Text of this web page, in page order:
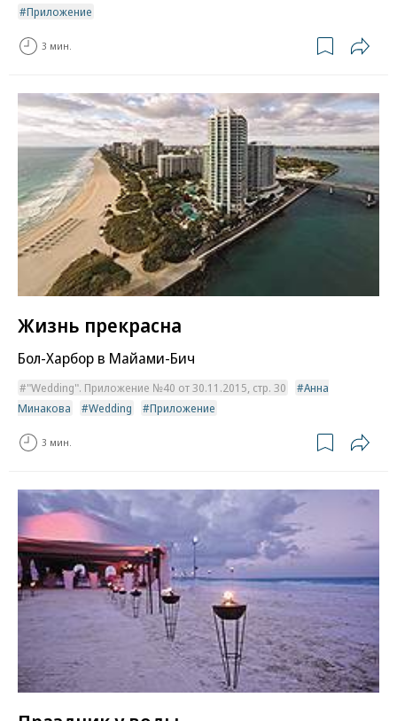
Приложение
3 мин.
Жизнь прекрасна
Бол-Харбор в Майами-Бич
"Wedding". Приложение №40 от 30.11.2015, стр. 30
Анна
Минакова
Wedding Приложение
3 мин.